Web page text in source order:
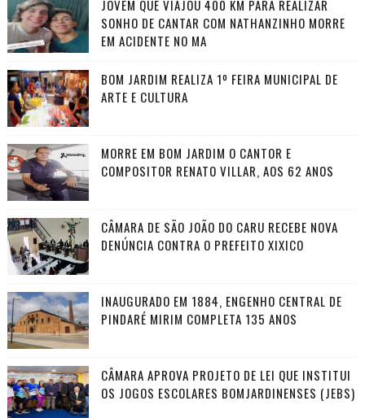
JOVEM QUE VIAJOU 400 KM PARA REALIZAR
SONHO DE CANTAR COM NATHANZINHO MORRE
EM ACIDENTE NO MA
BOM JARDIM REALIZA 1º FEIRA MUNICIPAL DE
ARTE E CULTURA
MORRE EM BOM JARDIM O CANTOR E
COMPOSITOR RENATO VILLAR, AOS 62 ANOS
CÂMARA DE SÃO JOÃO DO CARU RECEBE NOVA
DENÚNCIA CONTRA O PREFEITO XIXICO
INAUGURADO EM 1884, ENGENHO CENTRAL DE
PINDARÉ MIRIM COMPLETA 135 ANOS
CÂMARA APROVA PROJETO DE LEI QUE INSTITUI
OS JOGOS ESCOLARES BOMJARDINENSES (JEBS)